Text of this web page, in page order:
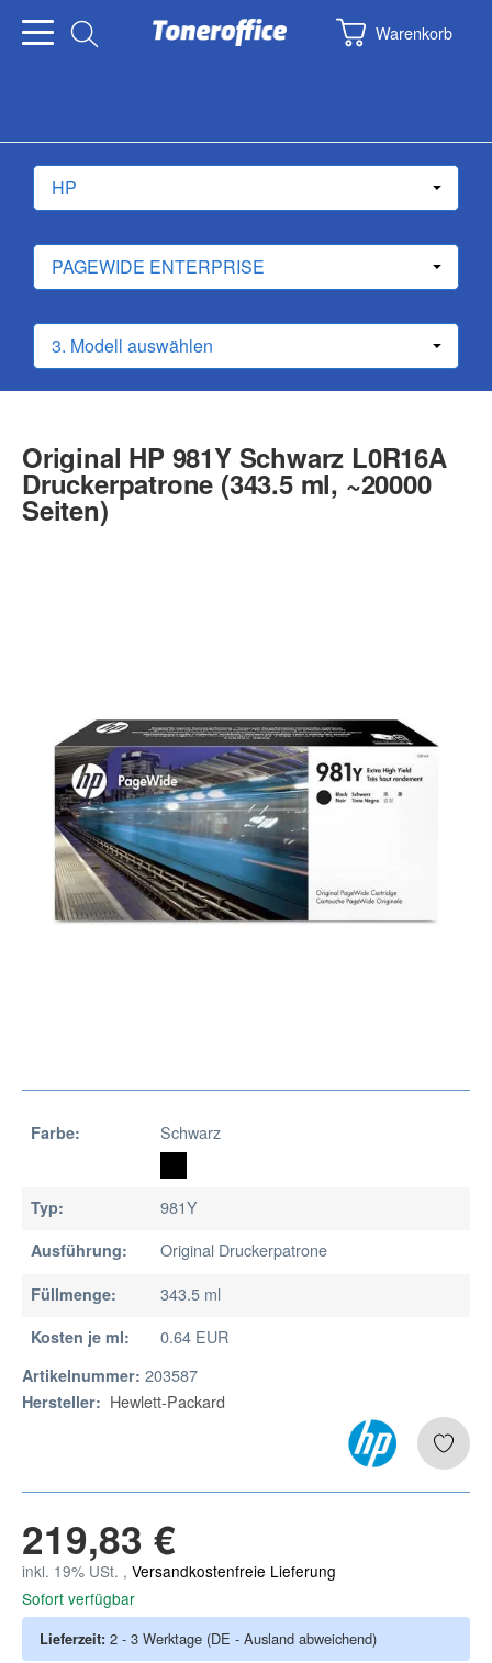
Warenkorb
Original HP 981Y Schwarz L0R16A
Druckerpatrone (343.5 ml, ~20000
Seiten)
Farbe: Schwarz
Typ: 981Y
Ausführung: Original Druckerpatrone
Füllmenge: 343.5 ml
Kosten je ml: 0.64 EUR
Artikelnummer: 203587
Hersteller: Hewlett-Packard
219,83 €
inkl. 19% USt. , Versandkostenfreie Lieferung
Sofort verfügbar
Lieferzeit: 2 - 3 Werktage (DE - Ausland abweichend)